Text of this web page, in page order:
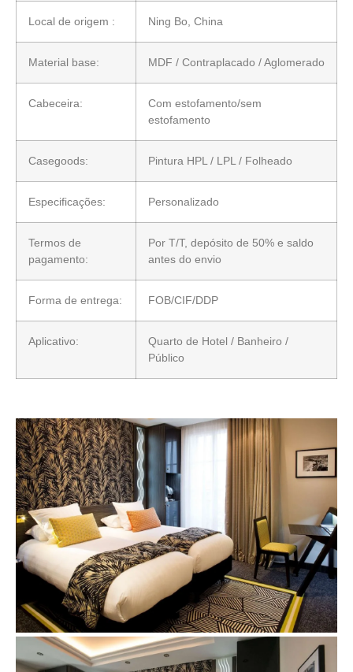
Local de origem : Ning Bo, China
Material base: MDF / Contraplacado / Aglomerado
Cabeceira:
Com estofamento/sem
estofamento
Casegoods: Pintura HPL / LPL / Folheado
Especificações: Personalizado
Termos de
pagamento:
Por T/T, depósito de 50% e saldo
antes do envio
Forma de entrega: FOB/CIF/DDP
Aplicativo:
Quarto de Hotel / Banheiro /
Público